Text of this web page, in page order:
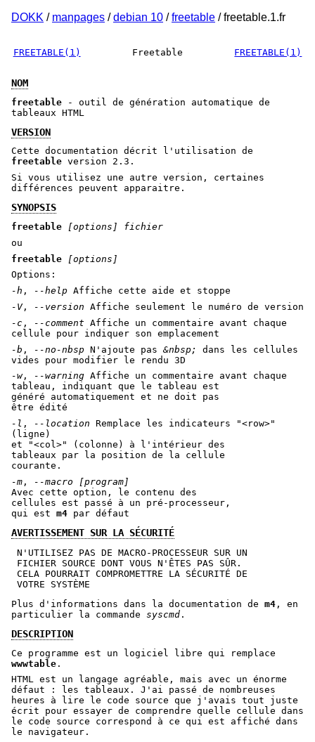
DOKK / manpages /debian 10 /freetable / freetable.1.fr
FREETABLE(1) Freetable FREETABLE(1)
NOM
freetable - outil de génération automatique de
tableaux HTML
VERSION
Cette documentation décrit l'utilisation de
freetable version 2.3.
Si vous utilisez une autre version, certaines
différences peuvent apparaitre.
SYNOPSIS
freetable [options]
fichier
ou
freetable
[options]
Options:
-h , --help Affiche cette aide et stoppe
-V, --version Affiche seulement le numéro de version
-c , --comment Affiche un commentaire avant chaque
cellule pour indiquer son emplacement
-b , --no-nbsp N'ajoute pas &nbsp;
dans les cellules
vides pour modifier le rendu 3D
-w, --warning Affiche un commentaire avant chaque
tableau, indiquant que le tableau est
généré automatiquement et ne doit pas
être édité
-l , --location Remplace les indicateurs
"<row>"
(ligne)
et
"<col>"
(colonne) à l'intérieur des
tableaux par la position de la cellule
courante.
-m , --macro
[program]
Avec cette option, le contenu des
cellules est passé à un pré-processeur,
qui est m4 par défaut
AVERTISSEMENT SUR LA SÉCURITÉ
N'UTILISEZ PAS DE MACRO-PROCESSEUR SUR UN
FICHIER SOURCE DONT VOUS N'ÊTES PAS SÛR.
CELA POURRAIT COMPROMETTRE LA SÉCURITÉ DE
Plus d'informations dans la documentation de m4 , en
particulier la commande syscmd .
DESCRIPTION
Ce programme est un logiciel libre qui remplace
wwwtable .
HTML est un langage agréable, mais avec un énorme
défaut : les tableaux. J'ai passé de nombreuses
heures à lire le code source que j'avais tout juste
écrit pour essayer de comprendre quelle cellule dans
le code source correspond à ce qui est affiché dans
le navigateur.